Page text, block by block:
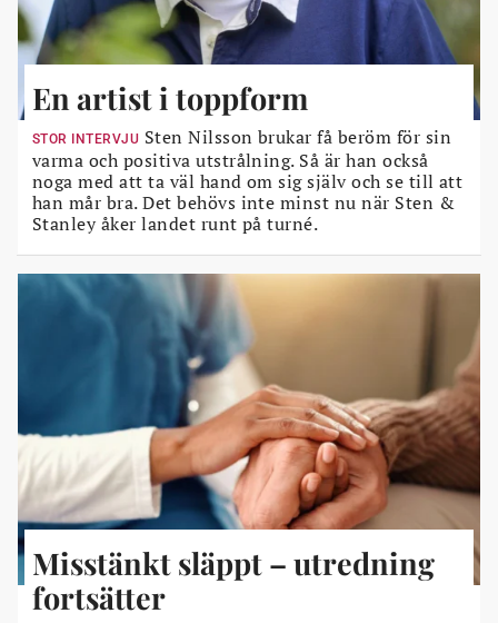
En artist i toppform
STOR INTERVJU Sten Nilsson brukar få beröm för sin
varma och positiva utstrålning. Så är han också
noga med att ta väl hand om sig själv och se till att
han mår bra. Det behövs inte minst nu när Sten &
Stanley åker landet runt på turné.
Misstänkt släppt – utredning
fortsätter